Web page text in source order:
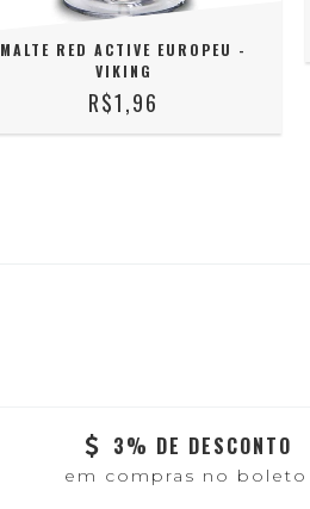
MALTE RED ACTIVE EUROPEU -
VIKING
R$1,96
3% DE DESCONTO
em compras no boleto